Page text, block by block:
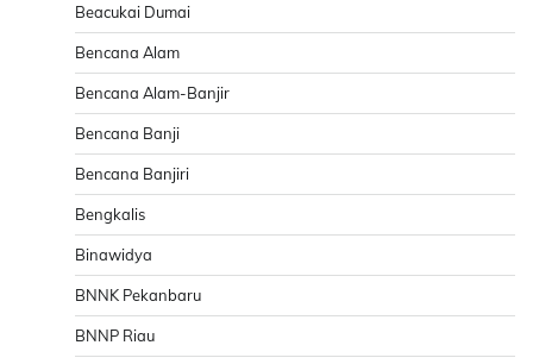
Beacukai Dumai
Bencana Alam
Bencana Alam-Banjir
Bencana Banji
Bencana Banjiri
Bengkalis
Binawidya
BNNK Pekanbaru
BNNP Riau